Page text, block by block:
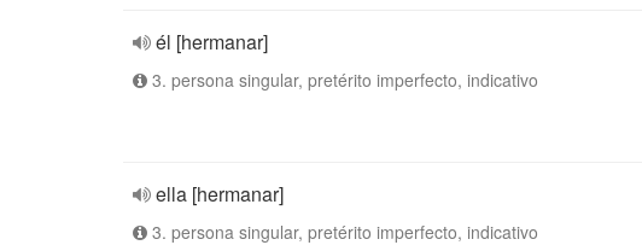
él [hermanar]
3. persona singular, pretérito imperfecto, indicativo
ella [hermanar]
3. persona singular, pretérito imperfecto, indicativo